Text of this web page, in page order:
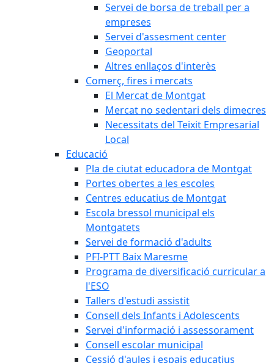
Servei de borsa de treball per a
empreses
Servei d'assesment center
Geoportal
Altres enllaços d'interès
Comerç, fires i mercats
El Mercat de Montgat
Mercat no sedentari dels dimecres
Necessitats del Teixit Empresarial
Local
Educació
Pla de ciutat educadora de Montgat
Portes obertes a les escoles
Centres educatius de Montgat
Escola bressol municipal els
Montgatets
Servei de formació d'adults
PFI-PTT Baix Maresme
Programa de diversificació curricular a
l'ESO
Tallers d'estudi assistit
Consell dels Infants i Adolescents
Servei d'informació i assessorament
Consell escolar municipal
Cessió d'aules i espais educatius